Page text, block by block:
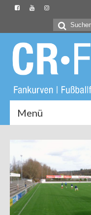
Suchen
Menü
Startseite
CR-Fotos.de
Groundliste
Fotos